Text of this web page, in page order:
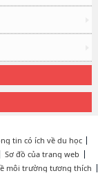
tin có ích về du học
Sơ đồ của trang web
môi trường tương thích